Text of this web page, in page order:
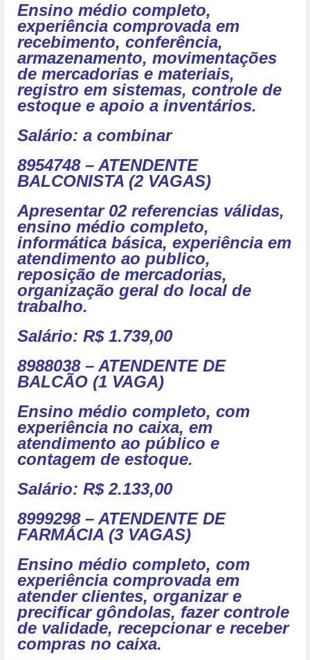
Ensino médio completo,
experiência comprovada em
recebimento, conferência,
armazenamento, movimentações
de mercadorias e materiais,
registro em sistemas, controle de
estoque e apoio a inventários.
Salário: a combinar
8954748 – ATENDENTE
BALCONISTA (2 VAGAS)
Apresentar 02 referencias válidas,
ensino médio completo,
informática básica, experiência em
atendimento ao publico,
reposição de mercadorias,
organização geral do local de
trabalho.
Salário: R$ 1.739,00
8988038 – ATENDENTE DE
BALCÃO (1 VAGA)
Ensino médio completo, com
experiência no caixa, em
atendimento ao público e
contagem de estoque.
Salário: R$ 2.133,00
8999298 – ATENDENTE DE
FARMÁCIA (3 VAGAS)
Ensino médio completo, com
experiência comprovada em
atender clientes, organizar e
precificar gôndolas, fazer controle
de validade, recepcionar e receber
compras no caixa.